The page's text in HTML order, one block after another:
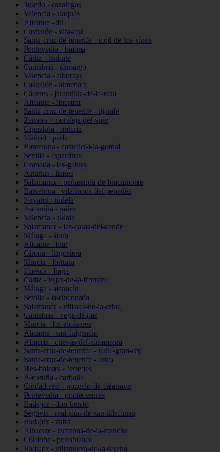
Toledo - cazalegas
Valencia - alaquàs
Alicante - ibi
Castellón - vila-real
Santa-cruz-de-tenerife - icod-de-los-vinos
Pontevedra - baiona
Cádiz - barbate
Cantabria - camargo
Valencia - alboraya
Castellón - almenara
Cáceres - jarandilla-de-la-vera
Alicante - finestrat
Santa-cruz-de-tenerife - tijarafe
Zamora - moraleja-del-vino
Gipuzkoa - ordizia
Madrid - parla
Barcelona - castellet-i-la-gornal
Sevilla - espartinas
Granada - las-gabias
Asturias - llanes
Salamanca - peñaranda-de-bracamonte
Barcelona - vilafranca-del-penedès
Navarra - tudela
A-coruña - miño
Valencia - aldaia
Salamanca - las-casas-del-conde
Málaga - álora
Alicante - biar
Girona - llagostera
Murcia - fortuna
Huesca - fraga
Cádiz - vejer-de-la-frontera
Málaga - alcaucín
Sevilla - la-rinconada
Salamanca - villares-de-la-reina
Cantabria - vega-de-pas
Murcia - los-alcázares
Alicante - san-fulgencio
Almería - cuevas-del-almanzora
Santa-cruz-de-tenerife - valle-gran-rey
Santa-cruz-de-tenerife - arico
Illes-balears - ferreries
A-coruña - carballo
Ciudad-real - pozuelo-de-calatrava
Pontevedra - pontecesures
Badajoz - don-benito
Segovia - real-sitio-de-san-ildefonso
Badajoz - zafra
Albacete - tarazona-de-la-mancha
Córdoba - pozoblanco
Badajoz - villanueva-de-la-serena